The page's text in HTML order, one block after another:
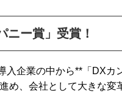
ニー賞」受賞！
企業の中から**「DXカ
め、会社として大きな変